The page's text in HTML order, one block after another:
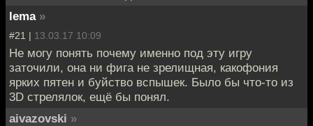
lema »
#21 | 13.03.17 10:09
Не могу понять почему именно под эту игру
заточили, она ни фига не зрелищная, какофония
ярких пятен и буйство вспышек. Было бы что-то из
3D стрелялок, ещё бы понял.
aivazovski »